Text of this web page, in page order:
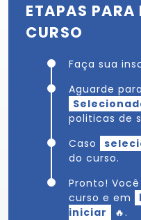
ETAPAS
CURSO
Faça sua
Aguarde
politicas de
Caso
do curso.
Pronto!
curso e em
iniciar
🔥.